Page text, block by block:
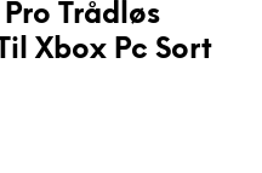
Trådløs
Xbox Pc Sort